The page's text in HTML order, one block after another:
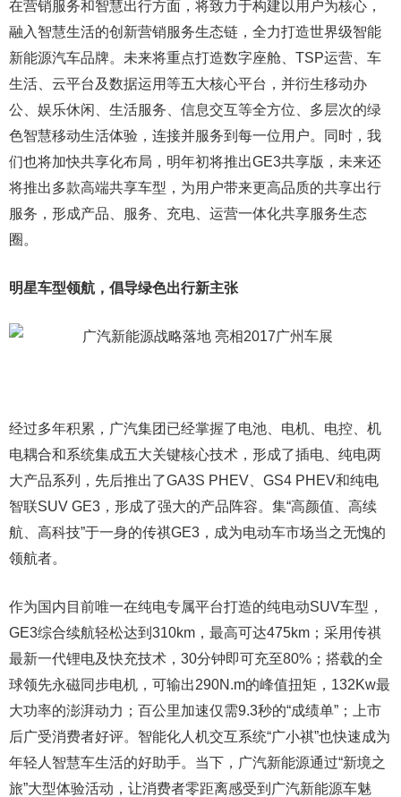
在营销服务和智慧出行方面，将致力于构建以用户为核心，
融入智慧生活的创新营销服务生态链，全力打造世界级智能
新能源汽车品牌。未来将重点打造数字座舱、TSP运营、车
生活、云平台及数据运用等五大核心平台，并衍生移动办
公、娱乐休闲、生活服务、信息交互等全方位、多层次的绿
色智慧移动生活体验，连接并服务到每一位用户。同时，我
们也将加快共享化布局，明年初将推出GE3共享版，未来还
将推出多款高端共享车型，为用户带来更高品质的共享出行
服务，形成产品、服务、充电、运营一体化共享服务生态
圈。
明星车型领航，倡导绿色出行新主张
经过多年积累，广汽集团已经掌握了电池、电机、电控、机
电耦合和系统集成五大关键核心技术，形成了插电、纯电两
大产品系列，先后推出了GA3S PHEV、GS4 PHEV和纯电
智联SUV GE3，形成了强大的产品阵容。集“高颜值、高续
航、高科技”于一身的传祺GE3，成为电动车市场当之无愧的
领航者。
作为国内目前唯一在纯电专属平台打造的纯电动SUV车型，
GE3综合续航轻松达到310km，最高可达475km；采用传祺
最新一代锂电及快充技术，30分钟即可充至80%；搭载的全
球领先永磁同步电机，可输出290N.m的峰值扭矩，132Kw最
大功率的澎湃动力；百公里加速仅需9.3秒的“成绩单”；上市
后广受消费者好评。智能化人机交互系统“广小祺”也快速成为
年轻人智慧车生活的好助手。当下，广汽新能源通过“新境之
旅”大型体验活动，让消费者零距离感受到广汽新能源车魅